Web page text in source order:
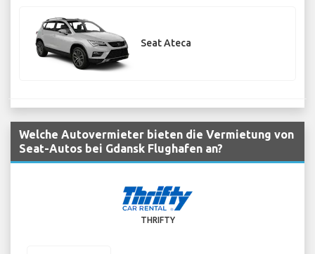
Seat Ateca
Welche Autovermieter bieten die Vermietung von
Seat-Autos bei Gdansk Flughafen an?
THRIFTY